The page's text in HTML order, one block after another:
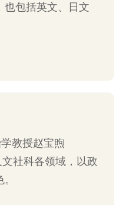
也包括英文、日文
教授赵宝煦
文社科各领域，以政